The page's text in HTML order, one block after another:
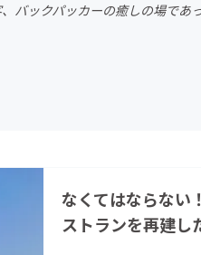
フード・飲食
CAMPFIRE
machi-ya コミュ
バックパッカーの癒しの場で
なくてはならない
ストランを再建し